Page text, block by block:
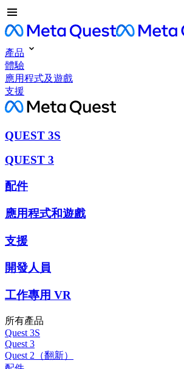
產品
體驗
應用程式及遊戲
支援
QUEST 3S
QUEST 3
配件
應用程式和遊戲
支援
開發人員
工作專用 VR
所有產品
Quest 3S
Quest 3
Quest 2（翻新）